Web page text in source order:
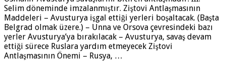
Selim döneminde imzalanmıştır. Ziştovi Antlaşmasının
Maddeleri – Avusturya işgal ettiği yerleri boşaltacak. (Başta
Belgrad olmak üzere.) – Unna ve Orsova çevresindeki bazı
yerler Avusturya’ya bırakılacak – Avusturya, savaş devam
ettiği sürece Ruslara yardım etmeyecek Ziştovi
Antlaşmasının Önemi – Rusya, …